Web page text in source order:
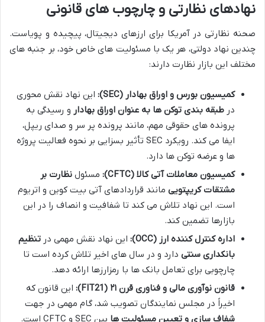
نهادهای نظارتی و چارچوب های قانونی
صحنه نظارتی در آمریکا برای ارزهای دیجیتال، پیچیده و پویاست.
چندین نهاد دولتی، هر یک با مسئولیت های خاص خود، بر جنبه های
مختلف این بازار نظارت دارند:
کمیسیون بورس و اوراق بهادار (SEC):
این نهاد نقش محوری
در طبقه بندی توکن ها به عنوان اوراق بهادار و رسیدگی به
پرونده های حقوقی مهم، مانند پرونده پر سر و صدای ریپل،
ایفا می کند. رویکرد SEC تأثیر بسزایی بر نحوه فعالیت پروژه
ها و عرضه توکن ها دارد.
کمیسیون معاملات آتی کالا (CFTC):
مسئول نظارت بر
مشتقات کریپتویی مانند قراردادهای آتی بیت کوین و اتریوم
است. این نهاد تلاش می کند تا شفافیت و انصاف را در این
بازارها تضمین کند.
اداره کنترل کننده ارز (OCC):
این نهاد نقش مهمی در تنظیم
بانکداری سنتی دارد و در سال های اخیر تلاش کرده است تا
چارچوبی برای تعامل بانک ها با رمزارزها ارائه دهد.
قانون نوآوری مالی و فناوری قرن ۲۱ (FIT21):
این قانون که
اخیراً در مجلس نمایندگان تصویب شد، گام مهمی در جهت
شفاف سازی و تعیین مسئولیت ها
بین SEC و CFTC است.